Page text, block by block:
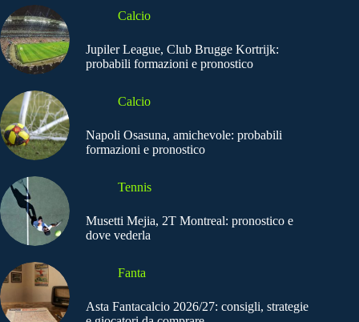
Calcio
Jupiler League, Club Brugge Kortrijk:
probabili formazioni e pronostico
Calcio
Napoli Osasuna, amichevole: probabili
formazioni e pronostico
Tennis
Musetti Mejia, 2T Montreal: pronostico e
dove vederla
Fanta
Asta Fantacalcio 2026/27: consigli, strategie